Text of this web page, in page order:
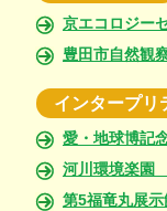
京エコロジー
豊田市自然観
インタープリ
愛・地球博記
河川環境楽園
第5福竜丸展示